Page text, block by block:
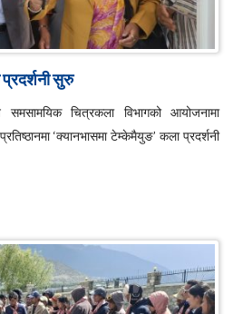
सुरु
समसामयिक चित्रकला विभागको आयोजनामा
‘क्यानभासमा टेम्केमैयुङ’ कला प्रदर्शनी